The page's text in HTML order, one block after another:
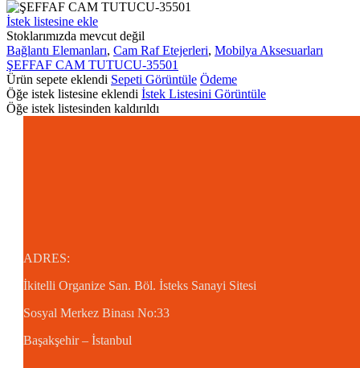
ŞEFFAF
CAM
TUTUCU-
35501
İstek listesine ekle
Stoklarımızda mevcut değil
Bağlantı Elemanları, Cam Raf Etejerleri, Mobilya Aksesuarları
ŞEFFAF CAM TUTUCU-35501
Ürün sepete eklendi Sepeti Görüntüle Ödeme
Öğe istek listesine eklendi İstek Listesini Görüntüle
Öğe istek listesinden kaldırıldı
ADRES:
İkitelli Organize San. Böl. İsteks Sanayi Sitesi
Sosyal Merkez Binası No:33
Başakşehir – İstanbul